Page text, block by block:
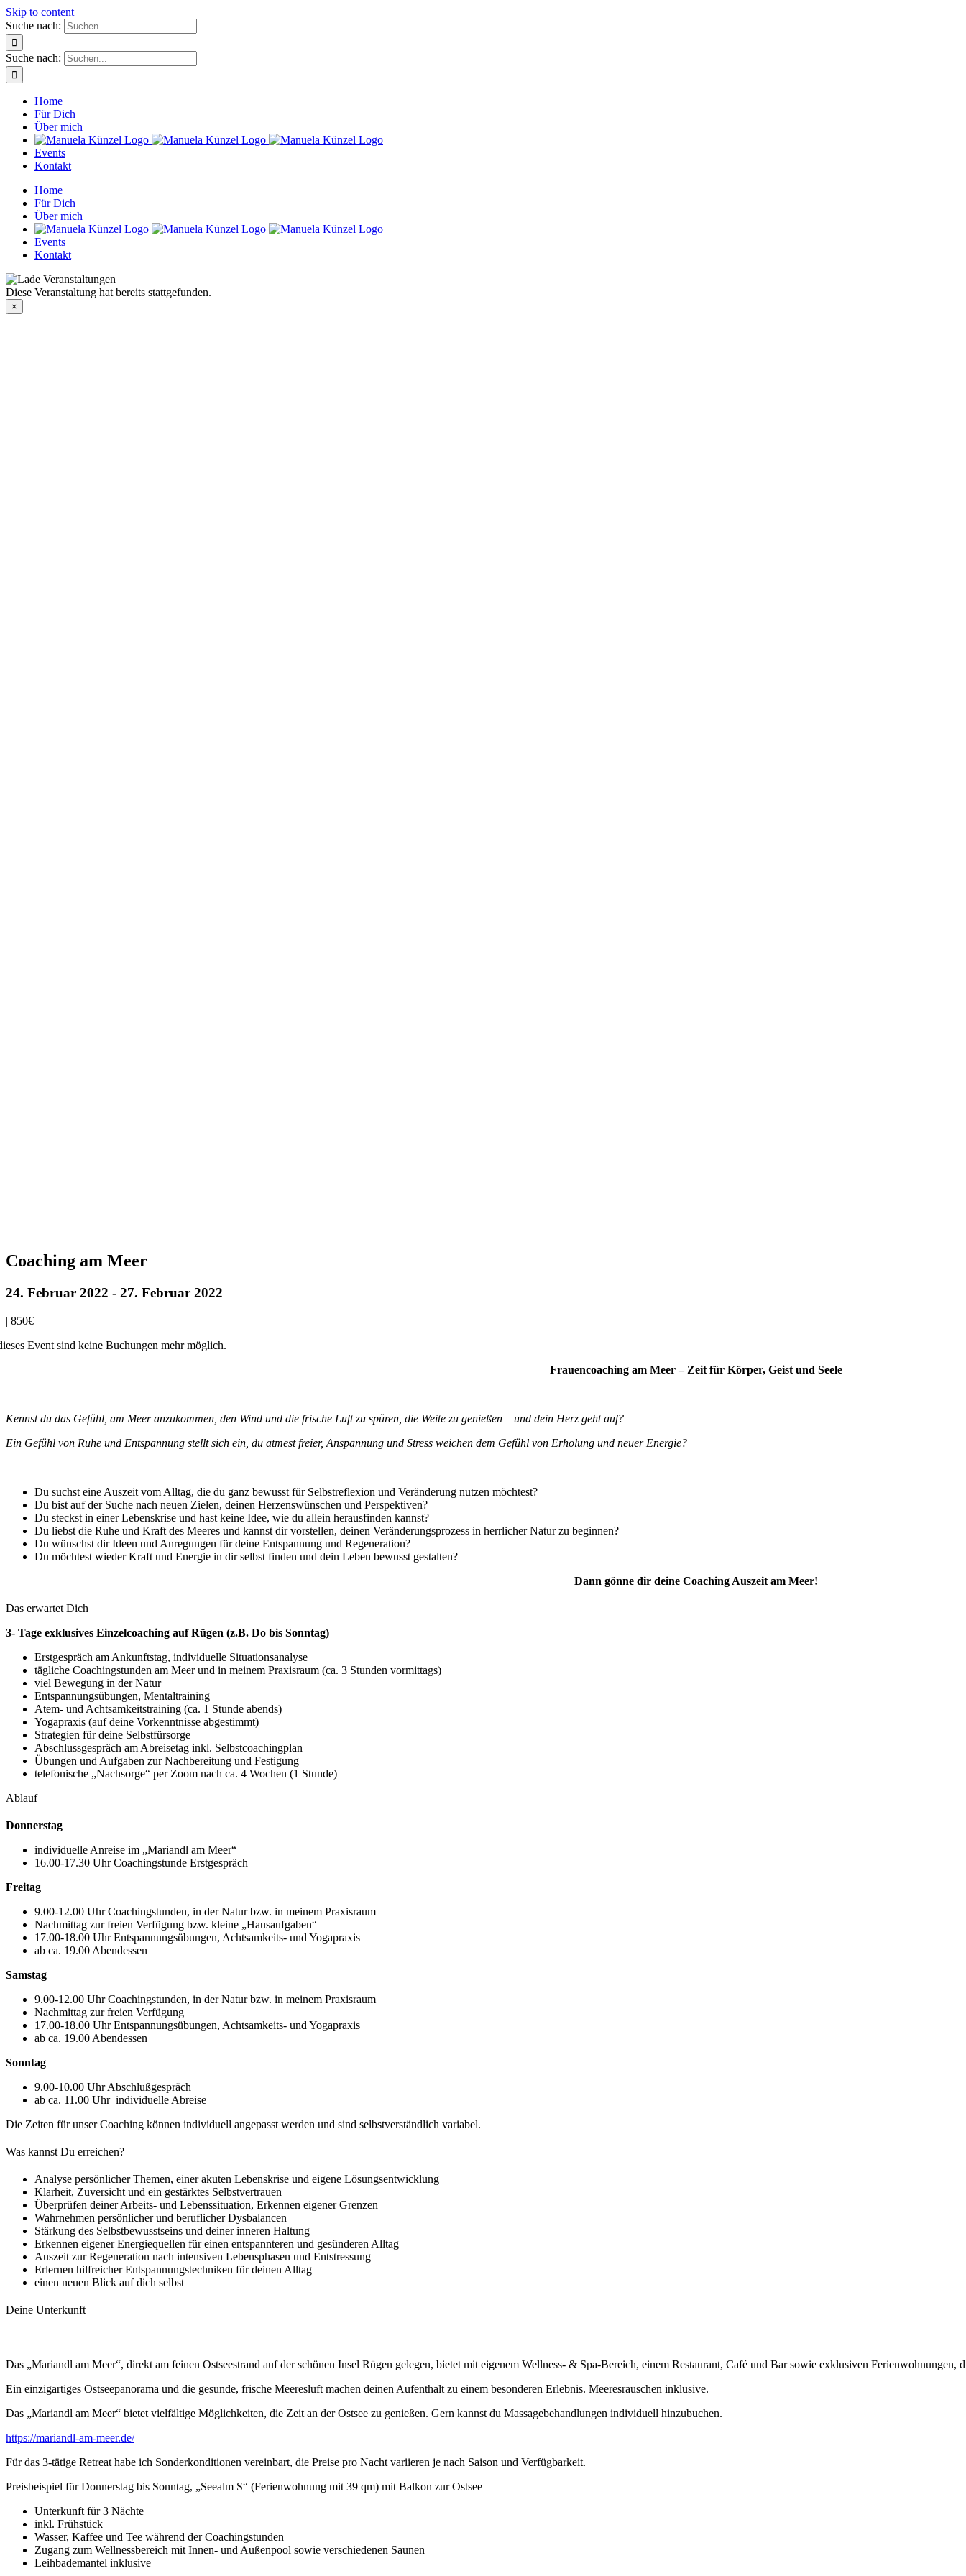
Skip to content
Suche nach:
Suche nach:
Home
Für Dich
Über mich
Events
Kontakt
Home
Für Dich
Über mich
Events
Kontakt
Diese Veranstaltung hat bereits stattgefunden.
×
Coaching am Meer
24. Februar 2022 - 27. Februar 2022
| 850€
Event sind keine Buchungen mehr möglich.
Frauencoaching am Meer – Zeit für Körper, Geist und Seele
Kennst du das Gefühl, am Meer anzukommen, den Wind und die frische Luft zu spüren, die Weite zu genießen – und dein Herz geht auf?
Ein Gefühl von Ruhe und Entspannung stellt sich ein, du atmest freier, Anspannung und Stress weichen dem Gefühl von Erholung und neuer Energie?
Du suchst eine Auszeit vom Alltag, die du ganz bewusst für Selbstreflexion und Veränderung nutzen möchtest?
Du bist auf der Suche nach neuen Zielen, deinen Herzenswünschen und Perspektiven?
Du steckst in einer Lebenskrise und hast keine Idee, wie du allein herausfinden kannst?
Du liebst die Ruhe und Kraft des Meeres und kannst dir vorstellen, deinen Veränderungsprozess in herrlicher Natur zu beginnen?
Du wünschst dir Ideen und Anregungen für deine Entspannung und Regeneration?
Du möchtest wieder Kraft und Energie in dir selbst finden und dein Leben bewusst gestalten?
Dann gönne dir deine Coaching Auszeit am Meer!
Das erwartet Dich
3- Tage exklusives Einzelcoaching auf Rügen (z.B. Do bis Sonntag)
Erstgespräch am Ankunftstag, individuelle Situationsanalyse
tägliche Coachingstunden am Meer und in meinem Praxisraum (ca. 3 Stunden vormittags)
viel Bewegung in der Natur
Entspannungsübungen, Mentaltraining
Atem- und Achtsamkeitstraining (ca. 1 Stunde abends)
Yogapraxis (auf deine Vorkenntnisse abgestimmt)
Strategien für deine Selbstfürsorge
Abschlussgespräch am Abreisetag inkl. Selbstcoachingplan
Übungen und Aufgaben zur Nachbereitung und Festigung
telefonische „Nachsorge“ per Zoom nach ca. 4 Wochen (1 Stunde)
Ablauf
Donnerstag
individuelle Anreise im „Mariandl am Meer“
16.00-17.30 Uhr Coachingstunde Erstgespräch
Freitag
9.00-12.00 Uhr Coachingstunden, in der Natur bzw. in meinem Praxisraum
Nachmittag zur freien Verfügung bzw. kleine „Hausaufgaben“
17.00-18.00 Uhr Entspannungsübungen, Achtsamkeits- und Yogapraxis
ab ca. 19.00 Abendessen
Samstag
9.00-12.00 Uhr Coachingstunden, in der Natur bzw. in meinem Praxisraum
Nachmittag zur freien Verfügung
17.00-18.00 Uhr Entspannungsübungen, Achtsamkeits- und Yogapraxis
ab ca. 19.00 Abendessen
Sonntag
9.00-10.00 Uhr Abschlußgespräch
ab ca. 11.00 Uhr individuelle Abreise
Die Zeiten für unser Coaching können individuell angepasst werden und sind selbstverständlich variabel.
Was kannst Du erreichen?
Analyse persönlicher Themen, einer akuten Lebenskrise und eigene Lösungsentwicklung
Klarheit, Zuversicht und ein gestärktes Selbstvertrauen
Überprüfen deiner Arbeits- und Lebenssituation, Erkennen eigener Grenzen
Wahrnehmen persönlicher und beruflicher Dysbalancen
Stärkung des Selbstbewusstseins und deiner inneren Haltung
Erkennen eigener Energiequellen für einen entspannteren und gesünderen Alltag
Auszeit zur Regeneration nach intensiven Lebensphasen und Entstressung
Erlernen hilfreicher Entspannungstechniken für deinen Alltag
einen neuen Blick auf dich selbst
Deine Unterkunft
Das „Mariandl am Meer“, direkt am feinen Ostseestrand auf der schönen Insel Rügen gelegen, bietet mit eigenem Wellness- & Spa-Bereich, einem Restaurant, Café und Bar sowie exklusiven
Ein einzigartiges Ostseepanorama und die gesunde, frische Meeresluft machen deinen Aufenthalt zu einem besonderen Erlebnis. Meeresrauschen inklusive.
Das „Mariandl am Meer“ bietet vielfältige Möglichkeiten, die Zeit an der Ostsee zu genießen. Gern kannst du Massagebehandlungen individuell hinzubuchen.
https://mariandl-am-meer.de/
Für das 3-tätige Retreat habe ich Sonderkonditionen vereinbart, die Preise pro Nacht variieren je nach Saison und Verfügbarkeit.
Preisbeispiel für Donnerstag bis Sonntag, „Seealm S“ (Ferienwohnung mit 39 qm) mit Balkon zur Ostsee
Unterkunft für 3 Nächte
inkl. Frühstück
Wasser, Kaffee und Tee während der Coachingstunden
Zugang zum Wellnessbereich mit Innen- und Außenpool sowie verschiedenen Saunen
Leihbademantel inklusive